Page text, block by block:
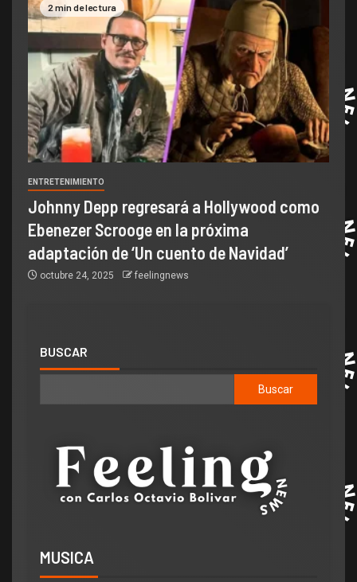
2 min de lectura
ENTRETENIMIENTO
Johnny Depp regresará a Hollywood como
Ebenezer Scrooge en la próxima
adaptación de ‘Un cuento de Navidad’
octubre 24, 2025 feelingnews
BUSCAR
Buscar
MUSICA